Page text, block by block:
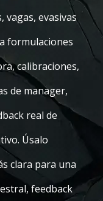
vagas, evasivas
formulaciones
calibraciones,
de manager,
real de
Úsalo
clara para una
feedback